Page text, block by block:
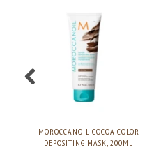
MOROCCANOIL COCOA COLOR
DEPOSITING MASK, 200ML